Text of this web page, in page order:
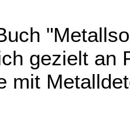
gezielt an
mit